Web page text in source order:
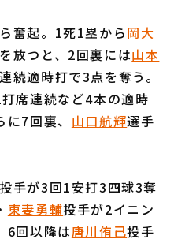
ーズ
クス
奮起。1死1塁から岡大
放つと、2回裏には山本
続適時打で3点を奪う。
席連続など4本の適時
7回裏、 山口航輝選手
投手が3回1安打3四球3奪
東妻勇輔投手が2イニン
6回以降は唐川侑己投手